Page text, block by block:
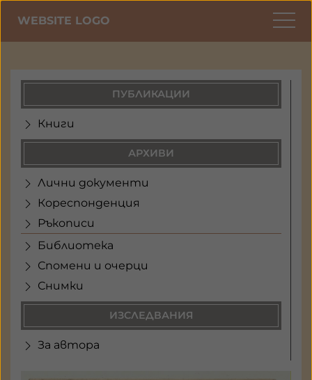
WEBSITE LOGO
ПУБЛИКАЦИИ
Книги
АРХИВИ
Лични документи
Кореспонденция
Ръкописи
Библиотека
Спомени и очерци
Снимки
ИЗСЛЕДВАНИЯ
За автора